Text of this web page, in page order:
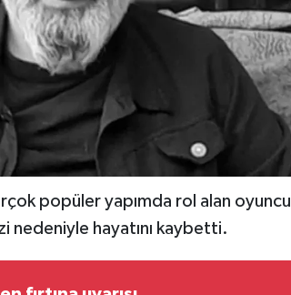
popüler yapımda rol alan oyuncu
nedeniyle hayatını kaybetti.